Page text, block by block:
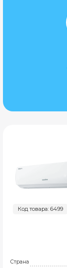
Код товара: 6499
Страна